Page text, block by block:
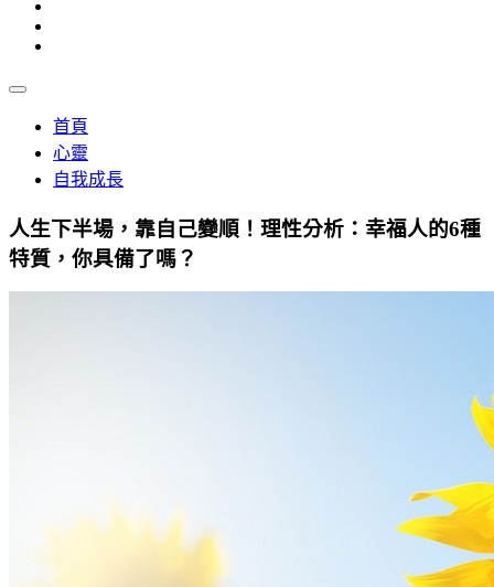
首頁
心靈
自我成長
人生下半場，靠自己變順！理性分析：幸福人的6種
特質，你具備了嗎？